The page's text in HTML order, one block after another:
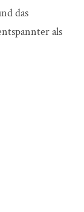
das
als